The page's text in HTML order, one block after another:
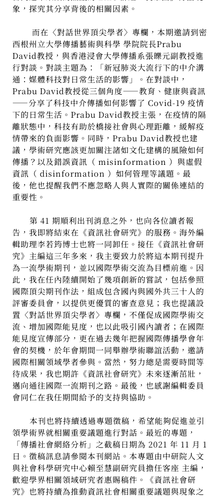
象，探究其分享背後的相關因素。
而在〈對話世界頂尖學者〉專欄，本期邀請到密
西根州立大學傳播藝術與科學 學院院長Prabu
David教授，與香港浸會大學傳播系張皪元副教授進
行對談。對談主題為：「新冠肺炎大流行下的中介溝
通：媒體科技對日常生活的影響」。在對談中，
Prabu David教授從三個角度——教育、健康與資訊
——分享了科技中介傳播如何影響了 Covid-19 疫情
下的日常生活。Prabu David教授主張，在疫情的隔
離狀態中，科技有助於橋接社會與心理距離，緩解疫
情帶來的負面影響。同時，Prabu David教授也建
議，學術研究應該更加關注諸如文化建構的風險如何
傳播？以及錯誤資訊（ misinformation ）與虛假
資訊（ disinformation ）如何管理等議題。最
後，他也提醒我們不應忽略人與人實際的關係連結的
重要性。
第 41 期順利出刊消息之外，也向各位讀者報
告，我即將結束在《資訊社會研究》的服務。海外編
輯助理李若筠博士也將一同卸任。接任《資訊社會研
究》主編這三年多來，我主要致力於將這本期刊提升
為一流學術期刊，並以國際學術交流為目標前進。因
此，我在任內陸續開始了幾項創新的嘗試，包括參照
國際頂尖期刊作法，組成包含國內與國外共三十人的
評審委員會，以提供更優質的審查意見；我也提議設
置〈對話世界頂尖學者〉專欄，不僅促成國際學術交
流、增加國際能見度，也以此吸引國內讀者；在國際
能見度宣傳部分，更在過去幾年把握國際傳播學會年
會的契機，於年會期間一同舉辦學術聯誼活動，邀請
國際相關領域學者參與。當然，努力總是需要時間等
待成果，我也期許《資訊社會研究》未來逐漸茁壯，
邁向通往國際一流期刊之路。最後，也感謝編輯委員
會同仁在我任期間給予的支持與協助。
本刊也將持續透過專題徵稿，希望能夠促進並引
領學術界就相關重要議題進行對話。最近的專題，
「傳播社會網絡分析」之截稿日期為 2021 年 11 月 1
日。徵稿訊息請參閱本刊網站。本專題由中研院人文
與社會科學研究中心賴至慧副研究員擔任客座 主編，
歡迎學界相關領域研究者惠賜稿件。《資訊社會研
究》也將持續為推動資訊社會相關重要議題與現象之